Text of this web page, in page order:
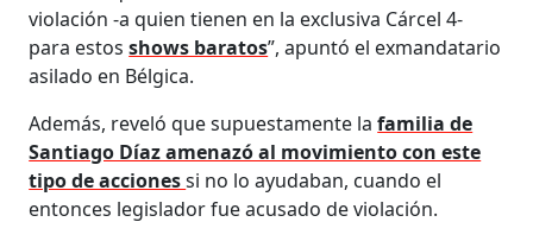
violación -a quien tienen en la exclusiva Cárcel 4-
para estosshows baratos”, apuntó el exmandatario
asilado en Bélgica.
Además, reveló que supuestamente lafamilia de
Santiago Díaz amenazó al movimiento con este
tipo de accionessi no lo ayudaban, cuando el
entonces legislador fue acusado de violación.